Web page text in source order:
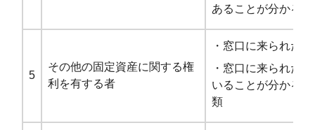
あることが分かる
5
その他の固定資産に関する権
利を有する者
・窓口に来られた
・窓口に来られた
いることが分かる
類